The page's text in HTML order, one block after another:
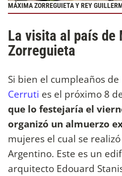
MÁXIMA ZORREGUIETA Y REY
La visita al país de
Zorreguieta
Si bien el cumpleaños de
Cerruti es el próximo 8
que lo festejaría el
organizó un almuerzo
mujeres el cual se
Argentino. Este es un
arquitecto Edouard